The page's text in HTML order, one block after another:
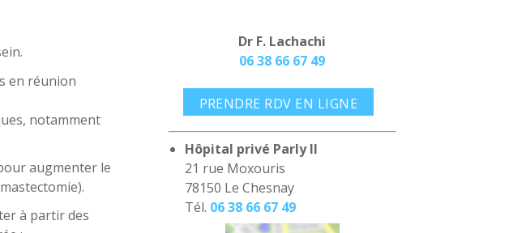
en réunion
notamment
augmenter le
à partir des
Dr F. Lachachi
06 38 66 67 49
PRENDRE RDV EN LIGNE
Hôpital privé Parly II
21 rue Moxouris
78150 Le Chesnay
Tél. 06 38 66 67 49